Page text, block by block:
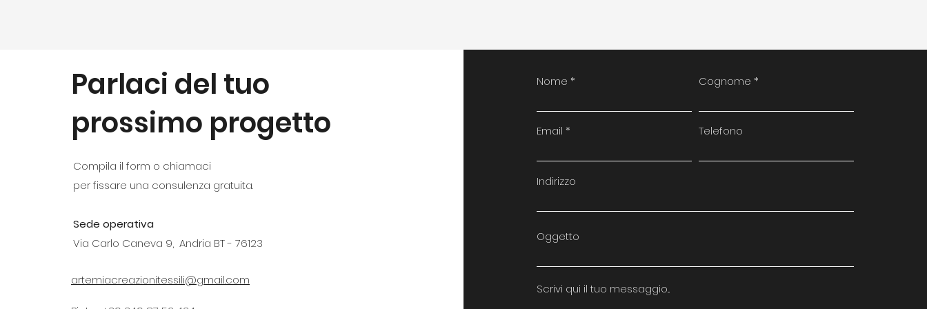
Parlaci del tuo
prossimo progetto
Compila il form o chiamaci
per fissare una consulenza gratuita.
Sede operativa
Via Carlo Caneva 9, Andria BT - 76123
artemiacreazionitessili@gmail.com
Nome Cognome
Email Telefono
Indirizzo
Oggetto
Scrivi qui il tuo messaggio...